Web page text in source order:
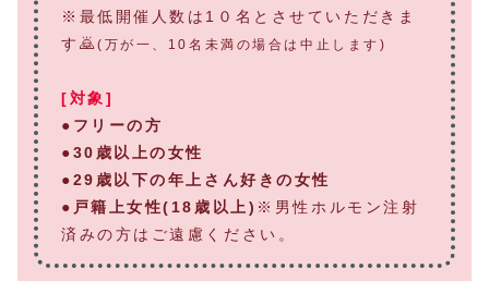
※最低開催人数は1０名とさせていただきま
す🙇(万が一、10名未満の場合は中止します)
[対象]
●フリーの方
●30歳以上の女性
●29歳以下の年上さん好きの女性
● 戸籍上女性(18歳以上) ※男性ホルモン注射
済みの方はご遠慮ください。